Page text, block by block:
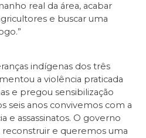
real da área, acabar
e buscar uma
indígenas dos três
a violência praticada
e pregou sensibilização
seis anos convivemos com a
e assassinatos. O governo
reconstruir e queremos uma